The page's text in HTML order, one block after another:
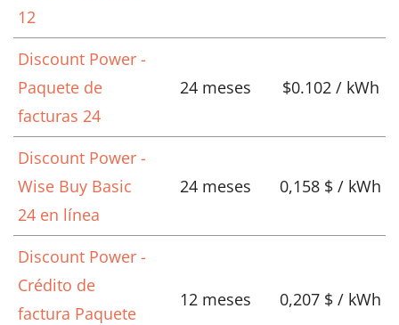
12
Discount Power -
Paquete de
facturas 24
24 meses $0.102 / kWh
Discount Power -
Wise Buy Basic
24 en línea
24 meses 0,158 $ / kWh
Discount Power -
Crédito de
factura Paquete
12 meses 0,207 $ / kWh